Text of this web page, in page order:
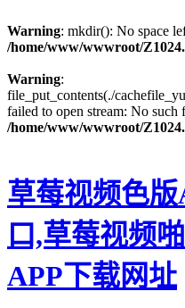
Warning: mkdir(): No space
/home/www/wwwroot/
Warning:
file_put_contents(./
failed to open stream: No such
/home/www/wwwroot/
草莓视频色
口,草莓视频
APP下载网址